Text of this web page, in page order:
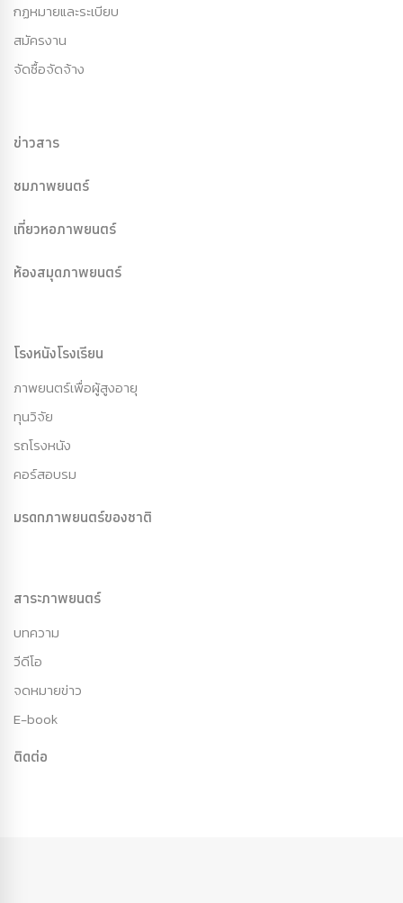
กฏหมายและระเบียบ
สมัครงาน
จัดซื้อจัดจ้าง
ข่าวสาร
ชมภาพยนตร์
เที่ยวหอภาพยนตร์
ห้องสมุดภาพยนตร์
โรงหนังโรงเรียน
ภาพยนตร์เพื่อผู้สูงอายุ
ทุนวิจัย
รถโรงหนัง
คอร์สอบรม
มรดกภาพยนตร์ของชาติ
สาระภาพยนตร์
บทความ
วีดีโอ
จดหมายข่าว
E-book
ติดต่อ